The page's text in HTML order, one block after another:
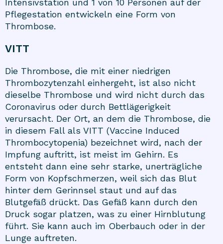
Intensivstation und 1 von 10 Personen auf der
Pflegestation entwickeln eine Form von
Thrombose.
VITT
Die Thrombose, die mit einer niedrigen
Thrombozytenzahl einhergeht, ist also nicht
dieselbe Thrombose und wird nicht durch das
Coronavirus oder durch Bettlägerigkeit
verursacht. Der Ort, an dem die Thrombose, die
in diesem Fall als VITT (Vaccine Induced
Thrombocytopenia) bezeichnet wird, nach der
Impfung auftritt, ist meist im Gehirn. Es
entsteht dann eine sehr starke, unerträgliche
Form von Kopfschmerzen, weil sich das Blut
hinter dem Gerinnsel staut und auf das
Blutgefäß drückt. Das Gefäß kann durch den
Druck sogar platzen, was zu einer Hirnblutung
führt. Sie kann auch im Oberbauch oder in der
Lunge auftreten.